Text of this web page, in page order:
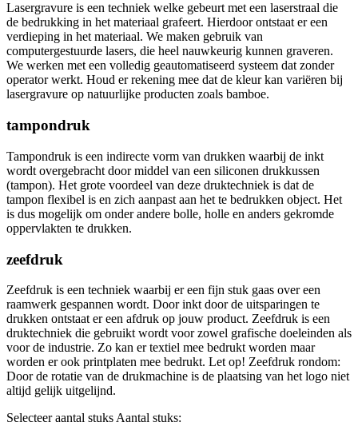
Lasergravure is een techniek welke gebeurt met een laserstraal die
de bedrukking in het materiaal grafeert. Hierdoor ontstaat er een
verdieping in het materiaal. We maken gebruik van
computergestuurde lasers, die heel nauwkeurig kunnen graveren.
We werken met een volledig geautomatiseerd systeem dat zonder
operator werkt. Houd er rekening mee dat de kleur kan variëren bij
lasergravure op natuurlijke producten zoals bamboe.
tampondruk
Tampondruk is een indirecte vorm van drukken waarbij de inkt
wordt overgebracht door middel van een siliconen drukkussen
(tampon). Het grote voordeel van deze druktechniek is dat de
tampon flexibel is en zich aanpast aan het te bedrukken object. Het
is dus mogelijk om onder andere bolle, holle en anders gekromde
oppervlakten te drukken.
zeefdruk
Zeefdruk is een techniek waarbij er een fijn stuk gaas over een
raamwerk gespannen wordt. Door inkt door de uitsparingen te
drukken ontstaat er een afdruk op jouw product. Zeefdruk is een
druktechniek die gebruikt wordt voor zowel grafische doeleinden als
voor de industrie. Zo kan er textiel mee bedrukt worden maar
worden er ook printplaten mee bedrukt. Let op! Zeefdruk rondom:
Door de rotatie van de drukmachine is de plaatsing van het logo niet
altijd gelijk uitgelijnd.
Selecteer aantal stuks Aantal stuks: